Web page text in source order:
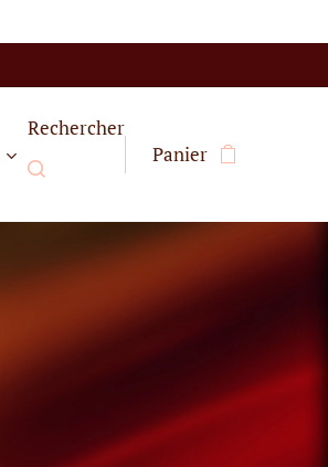
Rechercher
Panier